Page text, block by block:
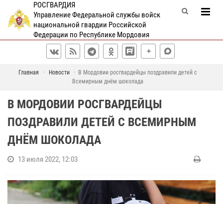
РОСГВАРДИЯ
Управление Федеральной службы войск
национальной гвардии Российской
Федерации по Республике Мордовия
Главная Новости
В Мордовии росгвардейцы поздравили детей с
Всемирным днём шоколада
В МОРДОВИИ РОСГВАРДЕЙЦЫ
ПОЗДРАВИЛИ ДЕТЕЙ С ВСЕМИРНЫМ
ДНЁМ ШОКОЛАДА
13 июля 2022, 12:03